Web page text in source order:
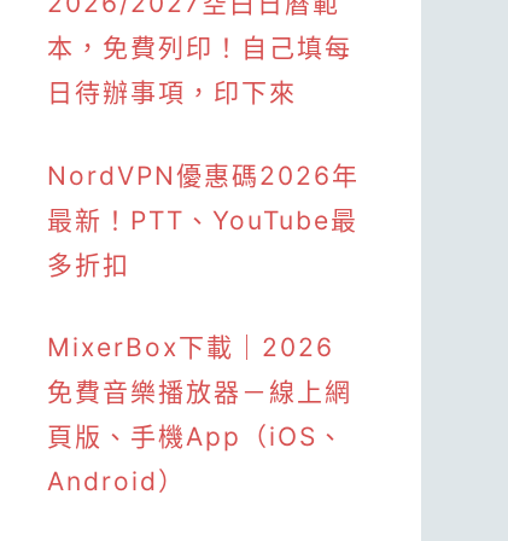
本，免費列印！自己填每
日待辦事項，印下來
NordVPN優惠碼2026年
最新！PTT、YouTube最
多折扣
MixerBox下載｜2026
免費音樂播放器－線上網
頁版、手機App（iOS、
Android）